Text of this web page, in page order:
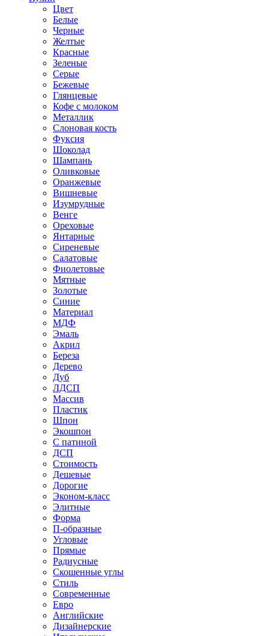
Цвет
Белые
Черные
Желтые
Красные
Зеленые
Серые
Бежевые
Глянцевые
Кофе с молоком
Металлик
Слоновая кость
Фуксия
Шоколад
Шампань
Оливковые
Оранжевые
Вишневые
Изумрудные
Венге
Ореховые
Янтарные
Сиреневые
Салатовые
Фиолетовые
Мятные
Золотые
Синие
Материал
МДФ
Эмаль
Акрил
Береза
Дерево
Дуб
ЛДСП
Массив
Пластик
Шпон
Экошпон
С патиной
ДСП
Стоимость
Дешевые
Дорогие
Эконом-класс
Элитные
Форма
П-образные
Угловые
Прямые
Радиусные
Скошенные углы
Стиль
Современные
Евро
Английские
Дизайнерские